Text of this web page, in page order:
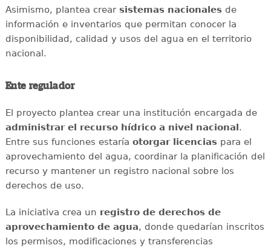
Asimismo, plantea crear sistemas nacionalesde
información e inventarios que permitan conocer la
disponibilidad, calidad y usos del agua en el territorio
nacional.
Ente regulador
El proyecto plantea crear una institución encargada de
administrar el recurso hídrico a nivel nacional.
Entre sus funciones estaría otorgar licenciaspara el
aprovechamiento del agua, coordinar la planificación del
recurso y mantener un registro nacional sobre los
derechos de uso.
La iniciativa crea un registro de derechos de
aprovechamiento de agua, donde quedarían inscritos
los permisos, modificaciones y transferencias